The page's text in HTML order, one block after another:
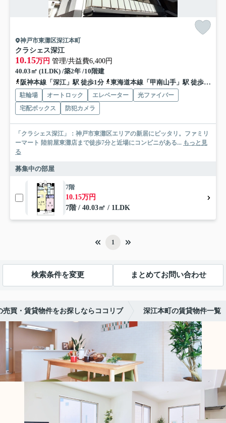
神戸市東灘区深江本町
クラシェス深江
10.15万円 管理/共益費6,400円
40.03㎡ (1LDK) /築2年 /10階建
阪神本線「深江」駅 徒歩1分
東海道本線「甲南山手」駅 徒歩14分
駐輪場 オートロック エレベーター
光ファイバー
宅配ボックス
防犯カメラ
「クラシェス深江」：神戸市東灘区エリアの新居にピッタリ。ファミリ
ーマート 陸前屋東灘店まで徒歩7分と近場にコンビニがある... もっと見
る
募集中の部屋
7階
10.15万円
7階 / 40.03㎡ / 1LDK
1
検索条件を変更 まとめてお問い合わせ
売買・賃貸物件をお探しならココリブ 深江本町の賃貸物件一覧